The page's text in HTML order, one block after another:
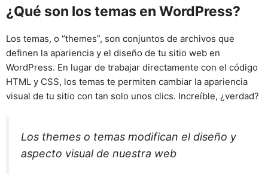
¿Qué son los temas en WordPress?
Los temas, o “themes”, son conjuntos de archivos que
definen la apariencia y el diseño de tu sitio web en
WordPress. En lugar de trabajar directamente con el código
HTML y CSS, los temas te permiten cambiar la apariencia
visual de tu sitio con tan solo unos clics. Increíble, ¿verdad?
Los themes o temas modifican el diseño y
aspecto visual de nuestra web